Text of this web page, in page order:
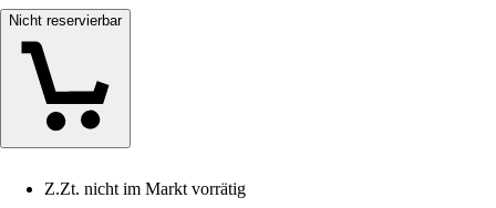
Nicht reservierbar
Z.Zt. nicht im Markt vorrätig